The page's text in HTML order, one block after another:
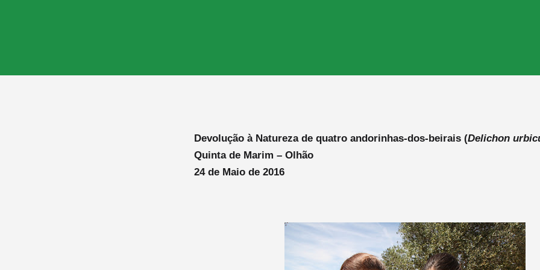
Devolução à Natureza de quatro andorinhas-dos-beirais (Delichon
Quinta de Marim – Olhão
24 de Maio de 2016